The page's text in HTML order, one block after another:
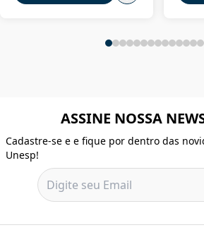
ASSINE NOSSA
Cadastre-se e e fique por dentro das
Unesp!